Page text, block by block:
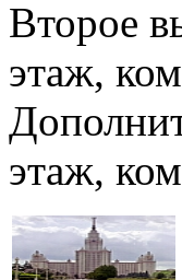
Второе
этаж,
этаж,